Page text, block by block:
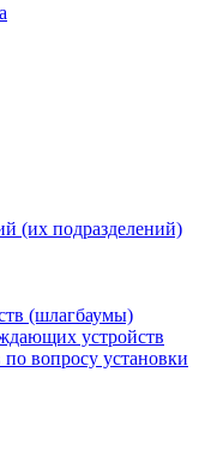
(их подразделений)
(шлагбаумы)
устройств
вопросу установки